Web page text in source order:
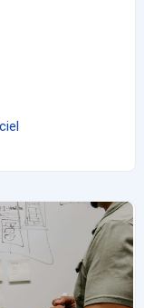
Valor e